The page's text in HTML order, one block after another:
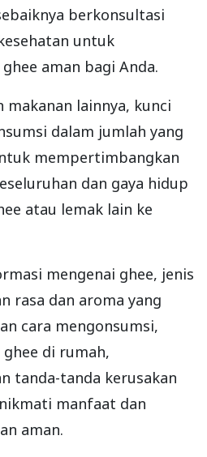
berkonsultasi
untuk
aman bagi Anda.
makanan lainnya, kunci
dalam jumlah yang
mempertimbangkan
dan gaya hidup
atau lemak lain ke
mengenai ghee, jenis
rasa dan aroma yang
cara mengonsumsi,
di rumah,
tanda-tanda kerusakan
manfaat dan
aman.